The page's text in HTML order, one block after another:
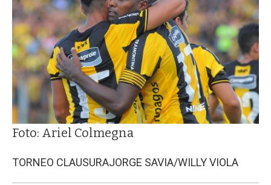
Foto: Ariel Colmegna
TORNEO CLAUSURAJORGE SAVIA/WILLY VIOLA